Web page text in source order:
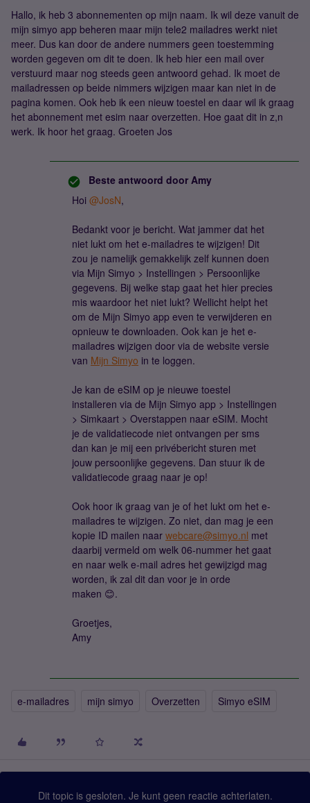
Hallo, ik heb 3 abonnementen op mijn naam. Ik wil deze vanuit de
mijn simyo app beheren maar mijn tele2 mailadres werkt niet
meer. Dus kan door de andere nummers geen toestemming
worden gegeven om dit te doen. Ik heb hier een mail over
verstuurd maar nog steeds geen antwoord gehad. Ik moet de
mailadressen op beide nimmers wijzigen maar kan niet in de
pagina komen. Ook heb ik een nieuw toestel en daar wil ik graag
het abonnement met esim naar overzetten. Hoe gaat dit in z,n
werk. Ik hoor het graag. Groeten Jos
Beste antwoord door Amy
Hoi @JosN,
Bedankt voor je bericht. Wat jammer dat het
niet lukt om het e-mailadres te wijzigen! Dit
zou je namelijk gemakkelijk zelf kunnen doen
via Mijn Simyo > Instellingen > Persoonlijke
gegevens. Bij welke stap gaat het hier precies
mis waardoor het niet lukt? Wellicht helpt het
om de Mijn Simyo app even te verwijderen en
opnieuw te downloaden. Ook kan je het e-
mailadres wijzigen door via de website versie
van Mijn Simyo in te loggen.
Je kan de eSIM op je nieuwe toestel
installeren via de Mijn Simyo app > Instellingen
> Simkaart > Overstappen naar eSIM. Mocht
je de validatiecode niet ontvangen per sms
dan kan je mij een privébericht sturen met
jouw persoonlijke gegevens. Dan stuur ik de
validatiecode graag naar je op!
Ook hoor ik graag van je of het lukt om het e-
mailadres te wijzigen. Zo niet, dan mag je een
kopie ID mailen naar webcare@simyo.nl met
daarbij vermeld om welk 06-nummer het gaat
en naar welk e-mail adres het gewijzigd mag
worden, ik zal dit dan voor je in orde
maken 😊.
Groetjes,
Amy
e-mailadres mijn simyo Overzetten Simyo eSIM
Dit topic is gesloten. Je kunt geen reactie achterlaten.